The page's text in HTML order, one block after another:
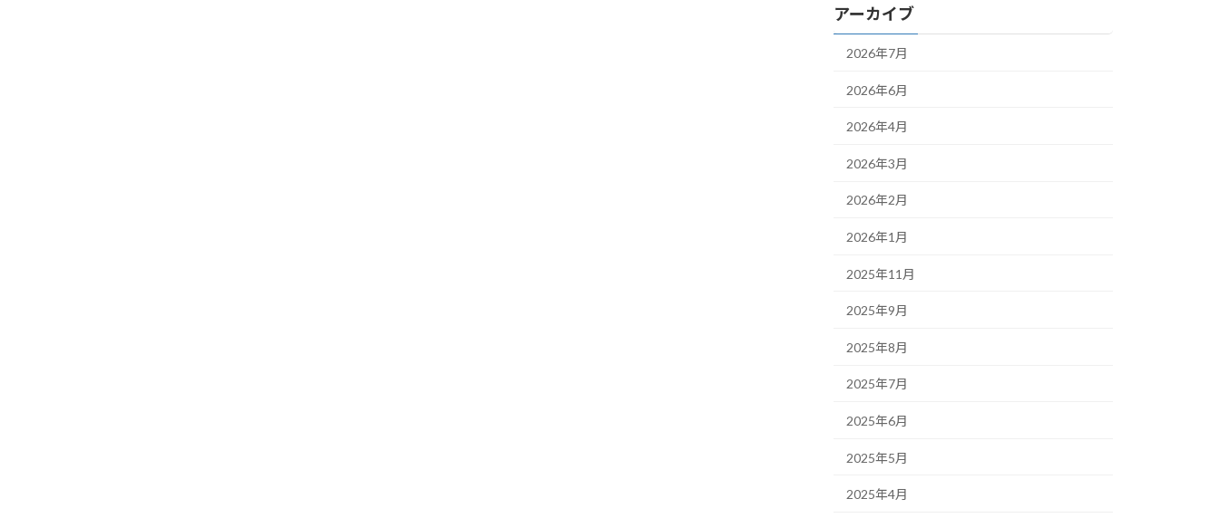
アーカイブ
2026年7月
2026年6月
2026年4月
2026年3月
2026年2月
2026年1月
2025年11月
2025年9月
2025年8月
2025年7月
2025年6月
2025年5月
2025年4月